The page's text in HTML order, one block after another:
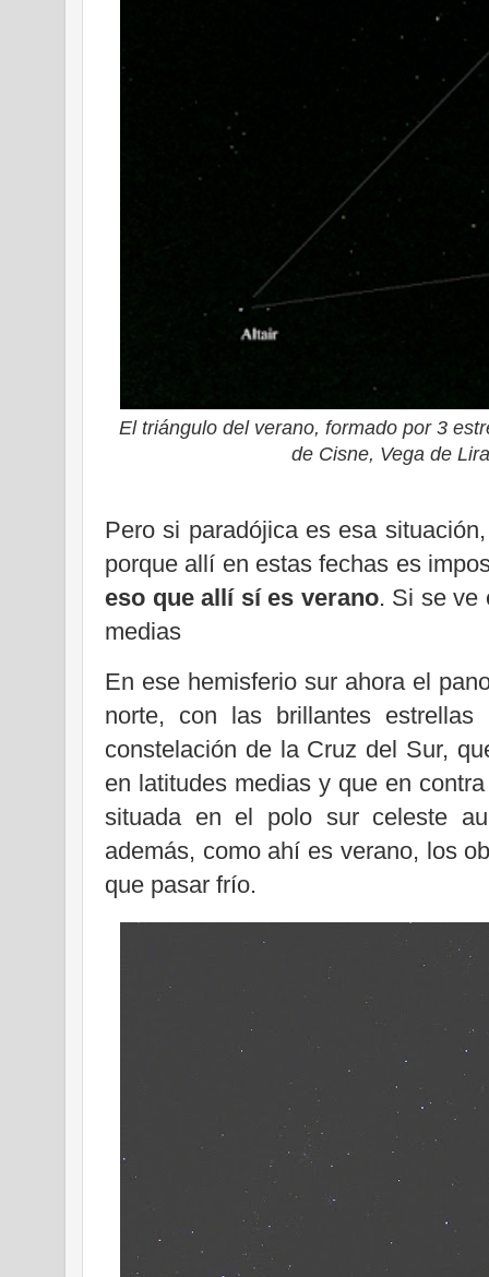
El triángulo del verano, formado por 3
de Cisne, Vega de
Pero si paradójica es esa
porque allí en estas fechas es
eso que allí sí es verano. Si se ve
medias
En ese hemisferio sur ahora el
norte, con las brillantes
constelación de la Cruz del Sur,
en latitudes medias y que en
situada en el polo sur celeste
además, como ahí es verano, los
que pasar frío.